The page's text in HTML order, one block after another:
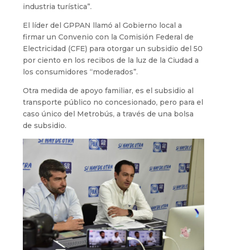
industria turística”.
El líder del GPPAN llamó al Gobierno local a
firmar un Convenio con la Comisión Federal de
Electricidad (CFE) para otorgar un subsidio del 50
por ciento en los recibos de la luz de la Ciudad a
los consumidores “moderados”.
Otra medida de apoyo familiar, es el subsidio al
transporte público no concesionado, pero para el
caso único del Metrobús, a través de una bolsa
de subsidio.